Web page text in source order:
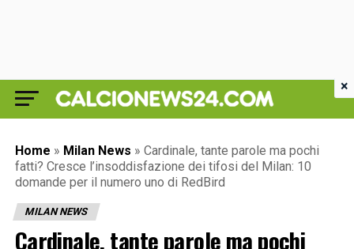
Home » Milan News » Cardinale, tante parole ma pochi
fatti? Cresce l’insoddisfazione dei tifosi del Milan: 10
domande per il numero uno di RedBird
MILAN NEWS
Cardinale, tante parole ma pochi
×